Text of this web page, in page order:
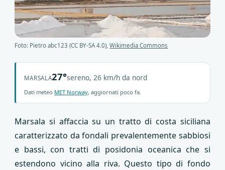
Foto: Pietro abc123 (CC BY-SA 4.0),Wikimedia Commons
MARSALA27°sereno, 26 km/h da nord
Dati meteo MET Norway, aggiornati poco fa.
Marsala si affaccia su un tratto di costa siciliana
caratterizzato da fondali prevalentemente sabbiosi
e bassi, con tratti di posidonia oceanica che si
estendono vicino alla riva. Questo tipo di fondo